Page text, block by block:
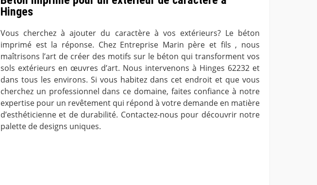
Hinges
Vous cherchez à ajouter du caractère à vos extérieurs? Le béton
imprimé est la réponse. Chez Entreprise Marin père et fils , nous
maîtrisons l’art de créer des motifs sur le béton qui transforment vos
sols extérieurs en œuvres d’art. Nous intervenons à Hinges 62232 et
dans tous les environs. Si vous habitez dans cet endroit et que vous
cherchez un professionnel dans ce domaine, faites confiance à notre
expertise pour un revêtement qui répond à votre demande en matière
d’esthéticienne et de durabilité. Contactez-nous pour découvrir notre
palette de designs uniques.